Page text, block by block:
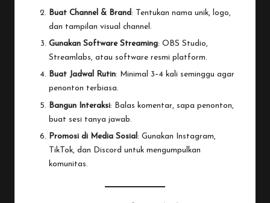
Buat Channel & Brand : Tentukan nama unik, logo,
dan tampilan visual channel.
Gunakan Software Streaming: OBS Studio,
Streamlabs, atau software resmi platform.
Buat Jadwal Rutin: Minimal 3–4 kali seminggu agar
penonton terbiasa.
Bangun Interaksi: Balas komentar, sapa penonton,
buat sesi tanya jawab.
Promosi di Media Sosial : Gunakan Instagram,
TikTok, dan Discord untuk mengumpulkan
komunitas.